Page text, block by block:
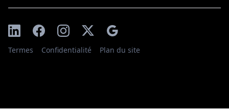
Termes Confidentialité Plan du site